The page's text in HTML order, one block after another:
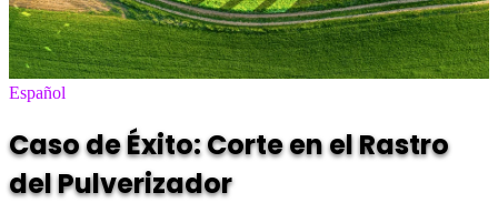
Español
Caso de Éxito: Corte en el Rastro
del Pulverizador